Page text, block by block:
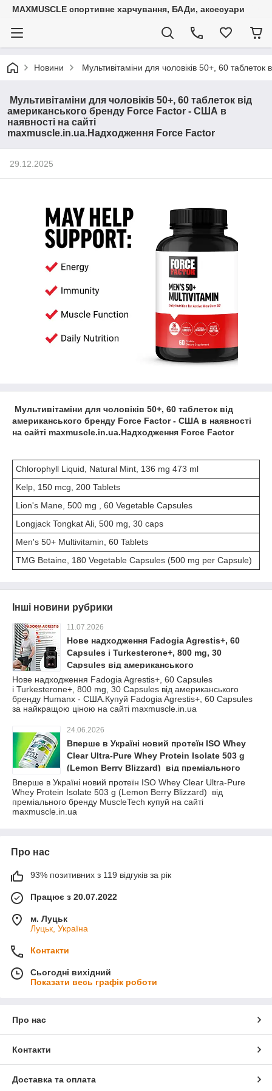
MAXMUSCLE спортивне харчування, БАДи, аксесуари
Новини Мультивітаміни для чоловіків 50+, 60
Мультивітаміни для чоловіків 50+, 60 таблеток від
американського бренду Force Factor - США в
наявності на сайті
maxmuscle.in.ua.Надходження Force Factor
29.12.2025
Мультивітаміни для чоловіків 50+, 60 таблеток від
американського бренду Force Factor - США в наявності
на сайті maxmuscle.in.ua.Надходження Force Factor
Chlorophyll Liquid, Natural Mint, 136 mg 473 ml
Kelp, 150 mcg, 200 Tablets
Lion's Mane, 500 mg , 60 Vegetable Capsules
Longjack Tongkat Ali, 500 mg, 30 caps
Men's 50+ Multivitamin, 60 Tablets
TMG Betaine, 180 Vegetable Capsules (500 mg per Capsule)
Інші новини рубрики
11.07.2026
Нове надходження Fadogia Agrestis+, 60
Capsules і Turkesterone+, 800 mg, 30
Capsules від американського
бренду Humanx - США.Купуй Fadogia
Agrestis+, 60 Capsules за найкращою ціною
на сайті maxmuscle.in.ua
Нове надходження Fadogia Agrestis+, 60 Capsules
і Turkesterone+, 800 mg, 30 Capsules від американського
бренду Humanx - США.Купуй Fadogia Agrestis+, 60 Capsules
за найкращою ціною на сайті maxmuscle.in.ua
24.06.2026
Вперше в Україні новий протеїн ISO Whey
Clear Ultra-Pure Whey Protein Isolate 503 g
(Lemon Berry Blizzard) від преміального
бренду MuscleTech купуй на сайті
maxmuscle.in.ua
Вперше в Україні новий протеїн ISO Whey Clear Ultra-Pure
Whey Protein Isolate 503 g (Lemon Berry Blizzard) від
преміального бренду MuscleTech купуй на сайті
maxmuscle.in.ua
Про нас
93% позитивних з 119 відгуків за рік
Працює з 20.07.2022
м. Луцьк
Луцьк, Україна
Контакти
Сьогодні вихідний
Показати весь графік роботи
Про нас
Контакти
Доставка та оплата